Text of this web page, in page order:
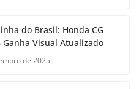
do Brasil: Honda CG
Ganha Visual Atualizado
de 2025